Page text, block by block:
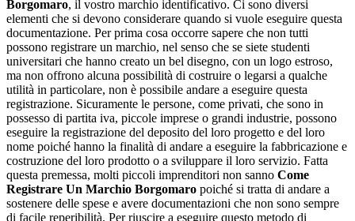
Borgomaro, il vostro marchio identificativo. Ci sono diversi
elementi che si devono considerare quando si vuole eseguire questa
documentazione. Per prima cosa occorre sapere che non tutti
possono registrare un marchio, nel senso che se siete studenti
universitari che hanno creato un bel disegno, con un logo estroso,
ma non offrono alcuna possibilità di costruire o legarsi a qualche
utilità in particolare, non è possibile andare a eseguire questa
registrazione. Sicuramente le persone, come privati, che sono in
possesso di partita iva, piccole imprese o grandi industrie, possono
eseguire la registrazione del deposito del loro progetto e del loro
nome poiché hanno la finalità di andare a eseguire la fabbricazione e
costruzione del loro prodotto o a sviluppare il loro servizio. Fatta
questa premessa, molti piccoli imprenditori non sanno Come
Registrare Un Marchio Borgomaro poiché si tratta di andare a
sostenere delle spese e avere documentazioni che non sono sempre
di facile reperibilità. Per riuscire a eseguire questo metodo di